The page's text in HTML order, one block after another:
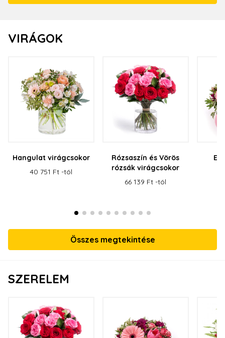
VIRÁGOK
Hangulat virágcsokor
40 751 Ft -tól
Rózsaszín és Vörös
rózsák virágcsokor
66 139 Ft -tól
Összes megtekintése
SZERELEM